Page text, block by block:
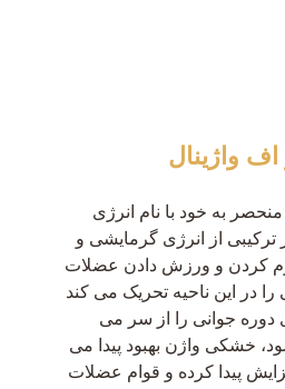
واژینال
به خود با نام انرژی
ترکیبی از انرژی گرمایشی و
کردن و ورزش دادن عضلات
در این ناحیه تحریک می کند
جوانی را از سر می
خشکی واژن بهبود پیدا می
پیدا کرده و قوام عضلات